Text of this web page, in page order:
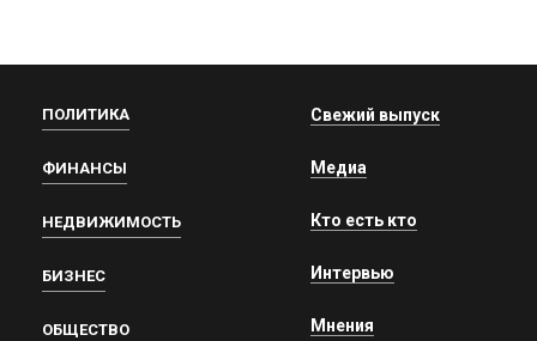
ПОЛИТИКА
ФИНАНСЫ
НЕДВИЖИМОСТЬ
БИЗНЕС
ОБЩЕСТВО
Свежий выпуск
Медиа
Кто есть кто
Интервью
Мнения